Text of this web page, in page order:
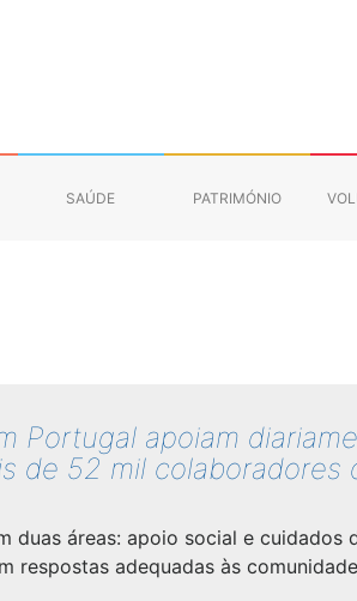
SAÚDE PATRIMÓNIO
Portugal apoiam
de 52 mil colaboradores
duas áreas: apoio social e cuidados
respostas adequadas às